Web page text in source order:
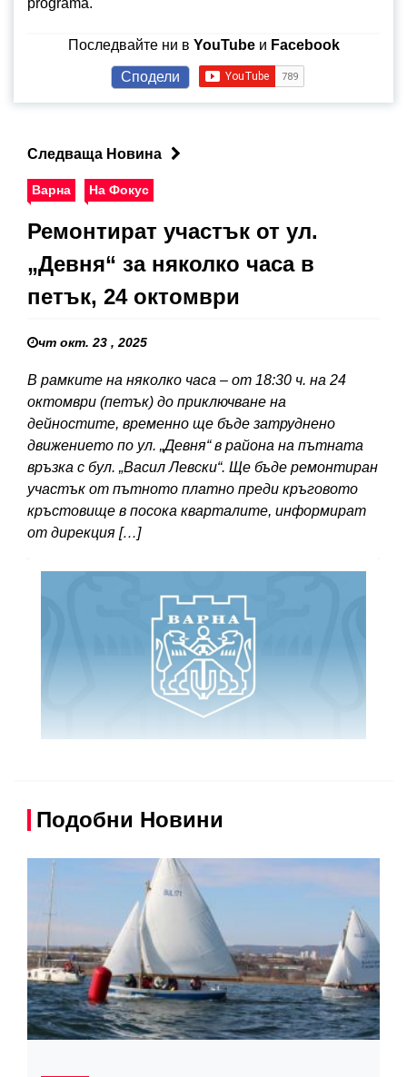
Последвайте ни в YouTubeи Facebook
Сподели
Следваща Новина
Варна На Фокус
Ремонтират участък от ул.
„Девня“ за няколко часа в
петък, 24 октомври
чт окт. 23 , 2025
В рамките на няколко часа – от 18:30 ч. на 24
октомври (петък) до приключване на
дейностите, временно ще бъде затруднено
движението по ул. „Девня“ в района на пътната
връзка с бул. „Васил Левски“. Ще бъде ремонтиран
участък от пътното платно преди кръговото
кръстовище в посока кварталите, информират
от дирекция […]
Подобни Новини